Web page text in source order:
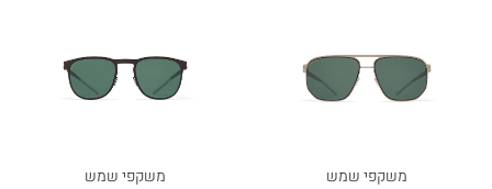
משקפי שמש משקפי שמש